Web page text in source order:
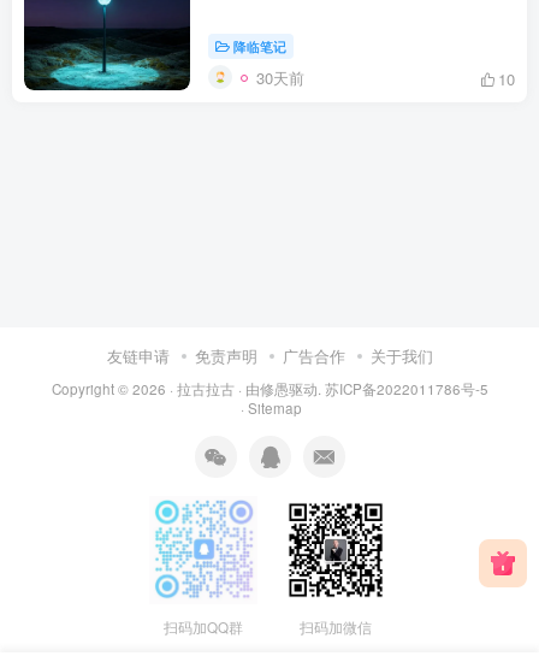
降临笔记
30天前 10
友链申请 免责声明 广告合作 关于我们
Copyright © 2026 · 拉古拉古 · 由修愚驱动. 苏ICP备2022011786号-5
· Sitemap
扫码加QQ群 扫码加微信